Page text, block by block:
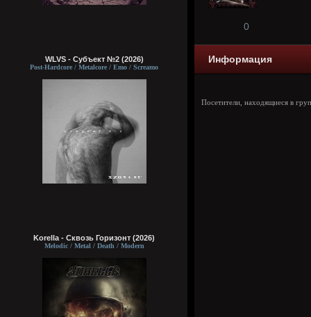
WLVS - Субъект №2 (2026)
Post-Hardcore / Metalcore / Emo / Screamo
Korella - Сквозь Горизонт (2026)
Melodic / Metal / Death / Modern
0
Информация
Посетители, находящиеся в